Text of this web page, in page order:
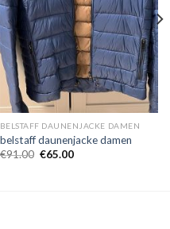
BELSTAFF DAUNENJACKE DAMEN
belstaff daunenjacke damen
€91.00 €65.00